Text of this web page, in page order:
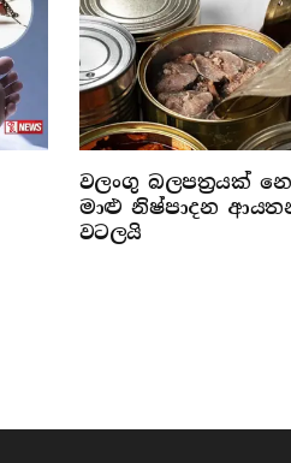
වලංගු බලපත්‍රයක්
මාළු නිෂ්පාදන
වටලයි